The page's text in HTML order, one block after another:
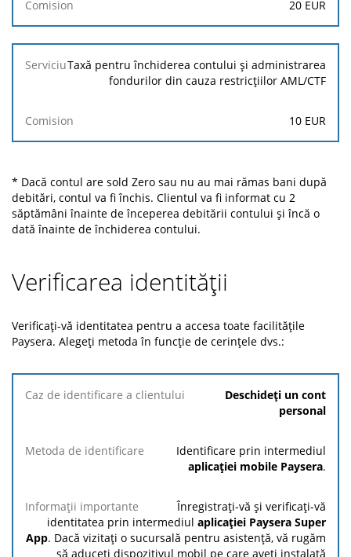
20 EUR
Taxă pentru închiderea contului și administrarea
fondurilor din cauza restricțiilor AML/CTF
10 EUR
* Dacă contul are sold Zero sau nu au mai rămas bani după
debitări, contul va fi închis. Clientul va fi informat cu 2
săptămâni înainte de începerea debitării contului și încă o
dată înainte de închiderea contului.
Verificarea identității
Verificați-vă identitatea pentru a accesa toate facilitățile
Paysera. Alegeți metoda în funcție de cerințele dvs.:
Caz de
Deschideți un cont
personal
Identificare prin intermediul
aplicației mobile Paysera.
Înregistrați-vă și verificați-vă
identitatea prin intermediul aplicației Paysera Super
App. Dacă vizitați o sucursală pentru asistență, vă rugăm
să aduceți dispozitivul mobil pe care aveți instalată